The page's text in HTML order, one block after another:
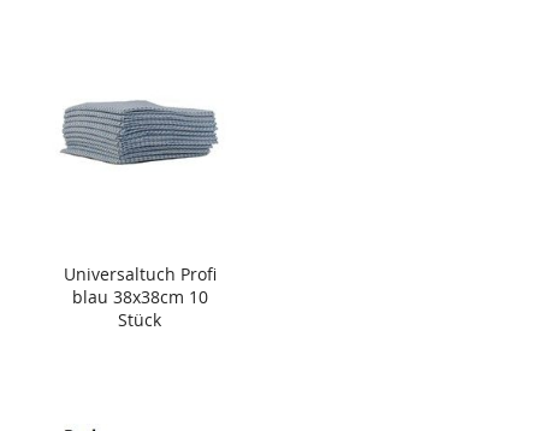
Universaltuch Profi
blau 38x38cm 10
Stück